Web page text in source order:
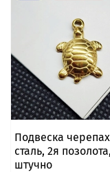
Подвеска
сталь, 2я
штучно